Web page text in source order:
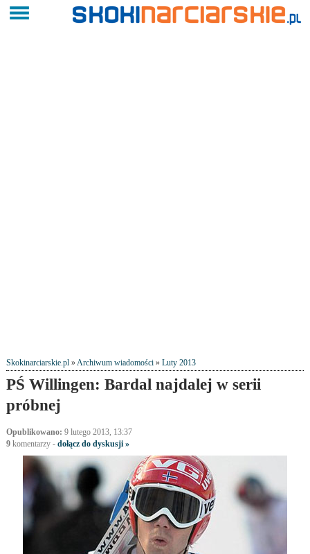
Skokinarciarskie.pl»Archiwum wiadomości» Luty 2013
PŚ Willingen: Bardal najdalej w serii
próbnej
Opublikowano: 9 lutego 2013, 13:37
9komentarzy- dołącz do dyskusji »